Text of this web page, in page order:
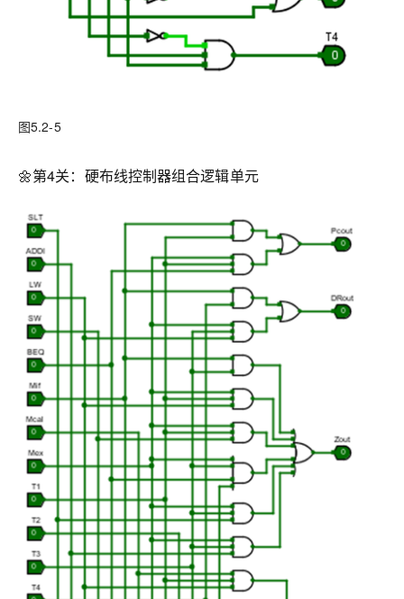
图5.2-5
🌼第4关：硬布线控制器组合逻辑单元